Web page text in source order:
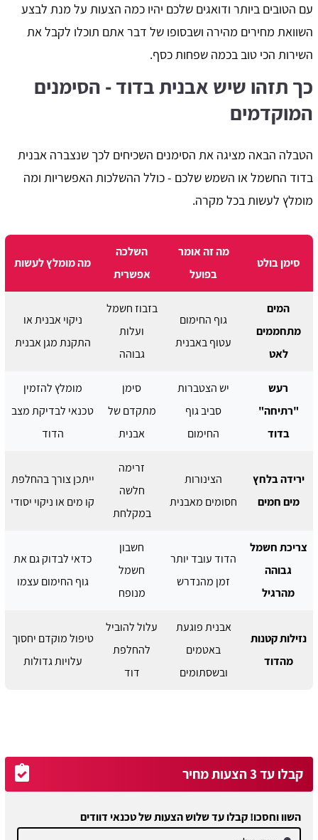
עם הטובים ביותר ודואגים שלכם יהיו כמה הצעות על מנת לבצע
השוואת מחירים מהירה ושבסופו של דבר אתם תוכלו לקבל את
השירות הכי טוב בכמה שפחות כסף.
כך תזהו שיש אבנית בדוד - הסימנים
המוקדמים
הטבלה הבאה מציגה את הסימנים השכיחים לכך שנצברה אבנית
בדוד החשמל או השמש שלכם - כולל ההשלכות האפשריות ומה
מומלץ לעשות בכל מקרה.
סימן בולט
מה זה אומר
בפועל
השלכה
אפשרית
מה מומלץ לעשות
המים
מתחממים
לאט
גוף החימום
עטוף באבנית
בזבוז חשמל
ועלות
גבוהה
ניקוי אבנית או
התקנת מגן אבנית
רעש
"רתיחה"
בדוד
יש הצטברות
סביב גוף
החימום
סימן
מתקדם של
אבנית
מומלץ להזמין
טכנאי לבדיקת מצב
הדוד
ירידה בלחץ
מים חמים
הצינורות
חסומים מאבנית
זרימה
חלשה
במקלחת
ייתכן צורך בהחלפת
קו מים או ניקוי יסודי
צריכת חשמל
גבוהה
מהרגיל
הדוד עובד יותר
זמן מהנדרש
חשבון
חשמל
מנופח
כדאי לבדוק גם את
גוף החימום עצמו
נזילות קטנות
מהדוד
אבנית פוגעת
באטמים
ובשסתומים
עלול להוביל
להחלפת
דוד
טיפול מוקדם יחסוך
עלויות גדולות
קבלו עד 3 הצעות מחיר
השוו וחסכו! קבלו עד שלוש הצעות של טכנאי דוודים